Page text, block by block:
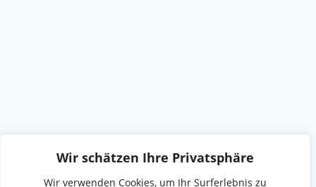
Wir schätzen Ihre Privatsphäre
Wir verwenden Cookies, um Ihr Surferlebnis zu